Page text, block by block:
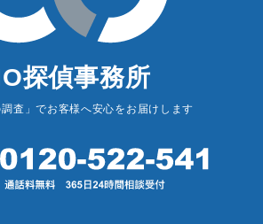
探偵事務所
調査」でお客様へ安心をお届けします